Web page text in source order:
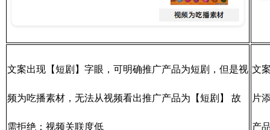
文案出现【短剧】字眼，可明确推广产品为短剧，但是视
频为吃播素材，无法从视频看出推广产品为【短剧】 故
需拒绝：视频关联度低
文
片
产